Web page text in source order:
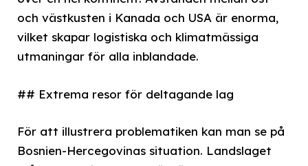
och västkusten i Kanada och USA är enorma,
vilket skapar logistiska och klimatmässiga
utmaningar för alla inblandade.
## Extrema resor för deltagande lag
För att illustrera problematiken kan man se på
Bosnien-Hercegovinas situation. Landslaget